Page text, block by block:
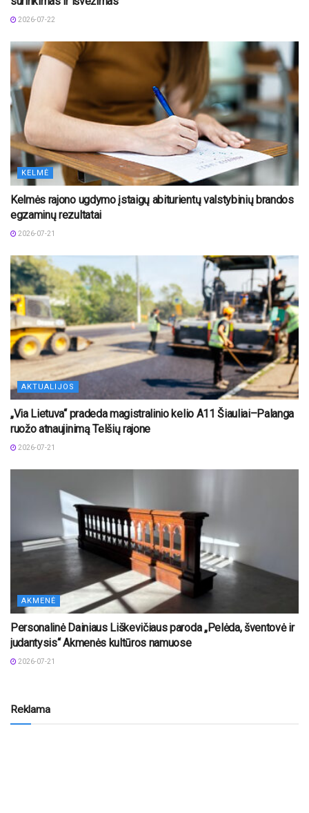
2026-07-22
KELMĖ
Kelmės rajono ugdymo įstaigų abiturientų valstybinių brandos
egzaminų rezultatai
2026-07-21
AKTUALIJOS
„Via Lietuva“ pradeda magistralinio kelio A11 Šiauliai–Palanga
ruožo atnaujinimą Telšių rajone
2026-07-21
AKMENĖ
Personalinė Dainiaus Liškevičiaus paroda „Pelėda, šventovė ir
judantysis“ Akmenės kultūros namuose
2026-07-21
Reklama